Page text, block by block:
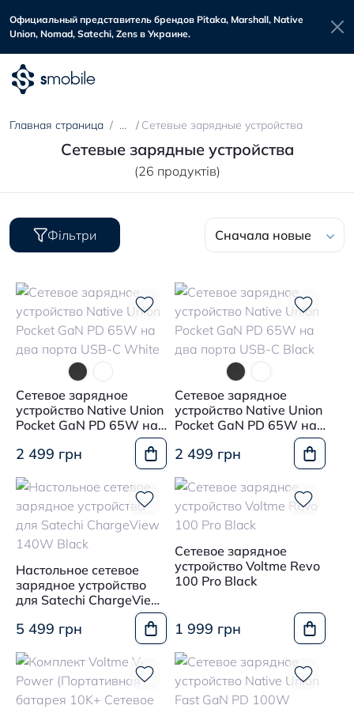
Официальный представитель брендов Pitaka, Marshall, Native
Union, Nomad, Satechi, Zens в Украине.
Главная страница Сетевые зарядные устройства
Сетевые зарядные устройства
(26 продуктів)
Фільтри Сначала новые
Сетевое зарядное
устройство Native Union
Pocket GaN PD 65W на
два порта USB-C White
2 499 грн
Сетевое зарядное
устройство Native Union
Pocket GaN PD 65W на
два порта USB-C Black
2 499 грн
Настольное сетевое
зарядное устройство
для Satechi ChargeView
5 499 грн
Сетевое зарядное
устройство Voltme Revo
100 Pro Black
1 999 грн